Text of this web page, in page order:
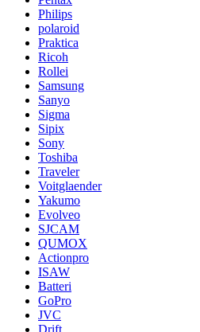
Philips
polaroid
Praktica
Ricoh
Rollei
Samsung
Sanyo
Sigma
Sipix
Sony
Toshiba
Traveler
Voitglaender
Yakumo
Evolveo
SJCAM
QUMOX
Actionpro
ISAW
Batteri
GoPro
JVC
Drift